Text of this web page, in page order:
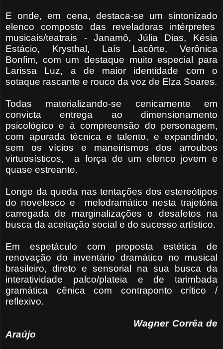
E onde, em cena, destaca-se um sintonizado
elenco composto das reveladoras intérpretes
musicais/teatrais - Janamô, Júlia Dias, Késia
Estácio, Krysthal, Laís Lacôrte, Verônica
Bonfim, com um destaque muito especial para
Larissa Luz, a de maior identidade com o
sotaque rascante e rouco da voz de Elza Soares.
Todas materializando-se cenicamente em
convicta entrega ao dimensionamento
psicológico e à compreensão do personagem,
com apurada técnica e talento, e expandindo,
sem os vícios e maneirismos dos arroubos
virtuosísticos,
a força de um elenco jovem e
quase estreante.
Longe da queda nas tentações dos estereótipos
do novelesco e
melodramático nesta trajetória
carregada de marginalizações e desafetos na
busca da aceitação social e do sucesso artístico.
Em espetáculo com proposta estética de
renovação do inventário dramático no musical
brasileiro, direto e sensorial na sua busca da
interatividade palco/plateia e de tarimbada
gramática cênica com contraponto crítico /
reflexivo.
Wagner Corrêa de
Araújo